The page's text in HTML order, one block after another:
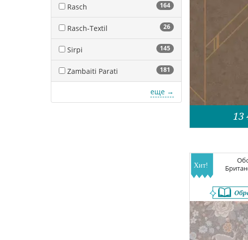
Rasch 164
Rasch-Textil 26
Sirpi 145
Zambaiti Parati 181
еще →
13